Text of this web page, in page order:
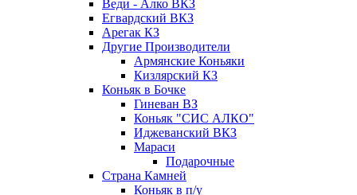
Веди - Алко ВКЗ
Егвардский ВКЗ
Арегак КЗ
Другие Производители
Армянские Коньяки
Кизлярский КЗ
Коньяк в Бочке
Гиневан ВЗ
Коньяк "СИС АЛКО"
Иджеванский ВКЗ
Мараси
Подарочные
Страна Камней
Коньяк в п/у